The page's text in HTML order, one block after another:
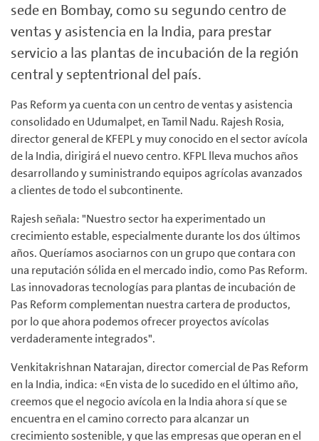
sede en Bombay, como su segundo centro de
ventas y asistencia en la India, para prestar
servicio a las plantas de incubación de la región
central y septentrional del país.
Pas Reform ya cuenta con un centro de ventas y asistencia
consolidado en Udumalpet, en Tamil Nadu. Rajesh Rosia,
director general de KFEPL y muy conocido en el sector avícola
de la India, dirigirá el nuevo centro. KFPL lleva muchos años
desarrollando y suministrando equipos agrícolas avanzados
a clientes de todo el subcontinente.
Rajesh señala: "Nuestro sector ha experimentado un
crecimiento estable, especialmente durante los dos últimos
años. Queríamos asociarnos con un grupo que contara con
una reputación sólida en el mercado indio, como Pas Reform.
Las innovadoras tecnologías para plantas de incubación de
Pas Reform complementan nuestra cartera de productos,
por lo que ahora podemos ofrecer proyectos avícolas
verdaderamente integrados".
Venkitakrishnan Natarajan, director comercial de Pas Reform
en la India, indica: «En vista de lo sucedido en el último año,
creemos que el negocio avícola en la India ahora sí que se
encuentra en el camino correcto para alcanzar un
crecimiento sostenible, y que las empresas que operan en el